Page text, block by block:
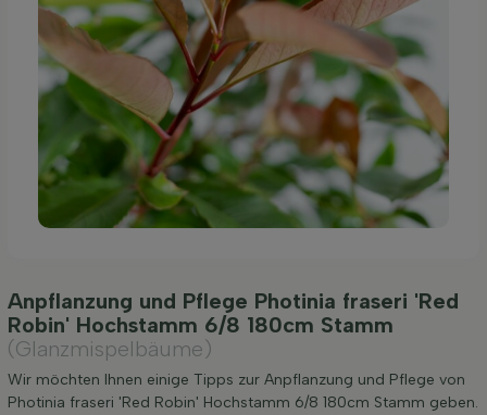
Anpflanzung und Pflege Photinia fraseri 'Red
Robin' Hochstamm 6/8 180cm Stamm
(Glanzmispelbäume)
Wir möchten Ihnen einige Tipps zur Anpflanzung und Pflege von
Photinia fraseri 'Red Robin' Hochstamm 6/8 180cm Stamm geben.